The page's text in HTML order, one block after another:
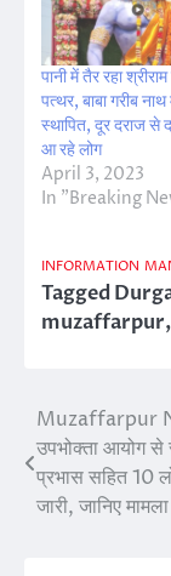
पानी में तैर रहा
पत्थर, बाबा गरीब नाथ
स्थापित, दूर दराज से
आ रहे लोग
April 3, 2023
In "Breaking
INFORMATION
Tagged
muzaffarpur,
Post
Muzaffarpur
उपभोक्ता आयोग
प्रभास सहित 10
जारी, जानिए मामला